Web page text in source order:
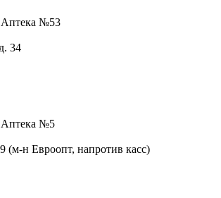
Аптека №53
34
Аптека №5
(м-н Евроопт, напротив касс)